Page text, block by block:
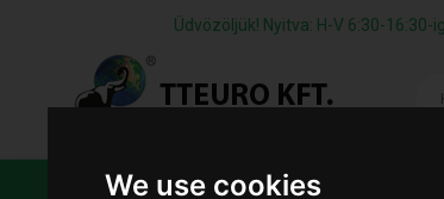
We use cookies
Üdvözöljük! Nyitva: H-V 6:30-
TERMÉKEK